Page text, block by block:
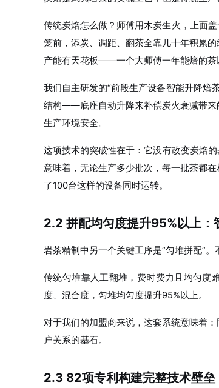
传统炭焙怎么做？师傅用木炭生火，上面
笼前，添炭、调距、翻茶全靠几十年积累
产能有天花板——一个大师傅一年能焙的茶
我们自主研发的“前段生产设备智能升降焙
结构——底座自动升降来补偿炭火衰减带来
生产环境安全。
这项技术的突破性在于：它没有改变炭焙
意味着，无论生产多少批次，每一批茶都
了100台这样的设备同时运转。
2.2 拼配均匀度提升95%以上：
岩茶精制中另一个关键工序是“匀堆拼配”
传统匀堆靠人工翻堆，费时费力且均匀度
度、混合度，匀堆均匀度提升95%以上。
对于我们的加盟商来说，这套系统意味着
户关系的基石。
2.3 82项专利构建完整技术壁垒